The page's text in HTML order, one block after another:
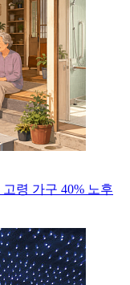
령 가구 40% 노후